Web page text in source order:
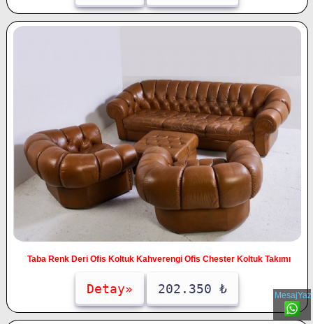
Taba Renk Deri Ofis Koltuk Kahverengi Ofis Chester Koltuk Takımı
Detay» 202.350 ₺ MesajYaz